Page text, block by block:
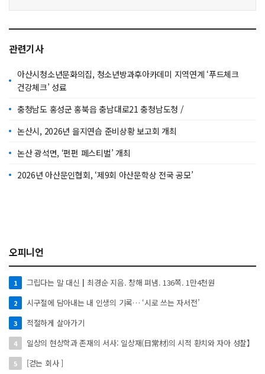
관련기사
아산시청소년문화의집, 청소년방과후아카데미 지역연계 ‘푸드체크
건강체크’ 성료
충청남도 홍성군 홍북읍 충남대로21 충청남도청 /
논산시, 2026년 을지연습 준비상황 보고회 개최
논산 광석면, ‘펀펀 페스티벌’ 개최
2026년 아산문인협회, ‘제9회 아산문학상 전국 공모’
오피니언
1 그립다는 말 대신┃최경순 지음. 창해 펴냄. 136쪽. 1만4천원
2 시구절에 담아내는 내 인생의 기록… ‘시로 쓰는 자서전’
3 적절하게 살아가기
4 일상의 현상학과 존재의 서사: 일상재(日常材)의 시적 환치와 자아 성찰】
5 [걷는 회사 ]